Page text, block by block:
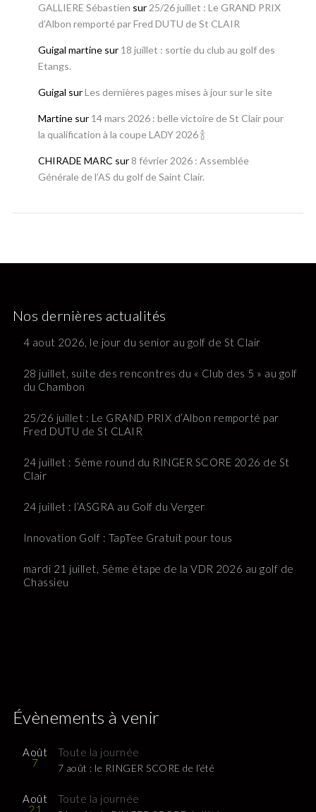
GALLIERE Sébastien sur 25/26 juillet : Le GRAND PRIX
d’Albon remporté par Fred DUTU de St CLAIR
Guigal martinesur 18 juillet : sortie du club au golf des
Etangs.
Guigal surLes dernières pages mises à jour sur le site
Martinesur 14 mars 2026 : belle victoire de St Clair pour
la qualification à la coupe LADY 2026 🍾
CHIRADE MARC sur 8 février 2026 : Assemblée
Générale de l’AS du golf de Saint Clair.
Nos dernières actualités
4 aout 2026, le jour du senior au golf de St Clair
28 juillet, suite des rencontres du « Club des 5 » au golf
du Chambon
25/26 juillet : Le GRAND PRIX d’Albon remporté par
Fred DUTU de St CLAIR
24 juillet : 5ème round du RINGER SCORE 2026 de St
Clair
24 juillet : l’ASGRA au Golf du Verger
Innovation Golf : TapTee Gratuit pour tous
mardi 21 juillet, 5ème étape de la VDR 2026 au golf de
Chassieu
Évènements à venir
Août
7
Toute la journée
7 août : le RINGER SCORE de l’été
Août
21
Toute la journée